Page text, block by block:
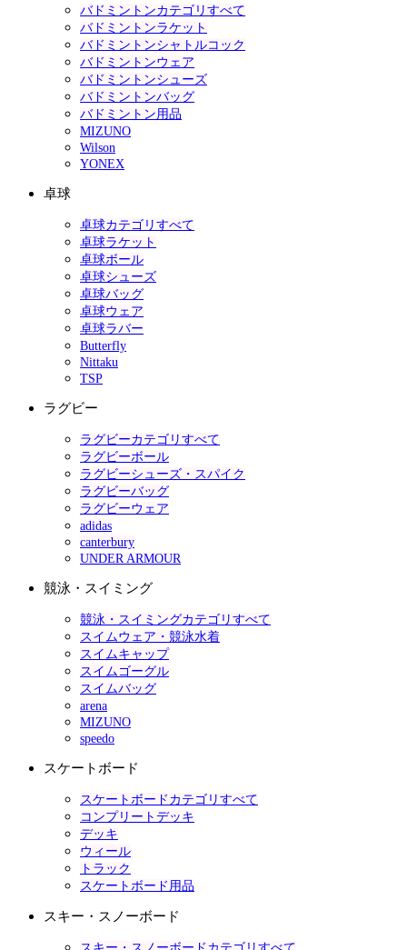
バドミントンカテゴリすべて
バドミントンラケット
バドミントンシャトルコック
バドミントンウェア
バドミントンシューズ
バドミントンバッグ
バドミントン用品
MIZUNO
Wilson
YONEX
卓球
卓球カテゴリすべて
卓球ラケット
卓球ボール
卓球シューズ
卓球バッグ
卓球ウェア
卓球ラバー
Butterfly
Nittaku
TSP
ラグビー
ラグビーカテゴリすべて
ラグビーボール
ラグビーシューズ・スパイク
ラグビーバッグ
ラグビーウェア
adidas
canterbury
UNDER ARMOUR
競泳・スイミング
競泳・スイミングカテゴリすべて
スイムウェア・競泳水着
スイムキャップ
スイムゴーグル
スイムバッグ
arena
MIZUNO
speedo
スケートボード
スケートボードカテゴリすべて
コンプリートデッキ
デッキ
ウィール
トラック
スケートボード用品
スキー・スノーボード